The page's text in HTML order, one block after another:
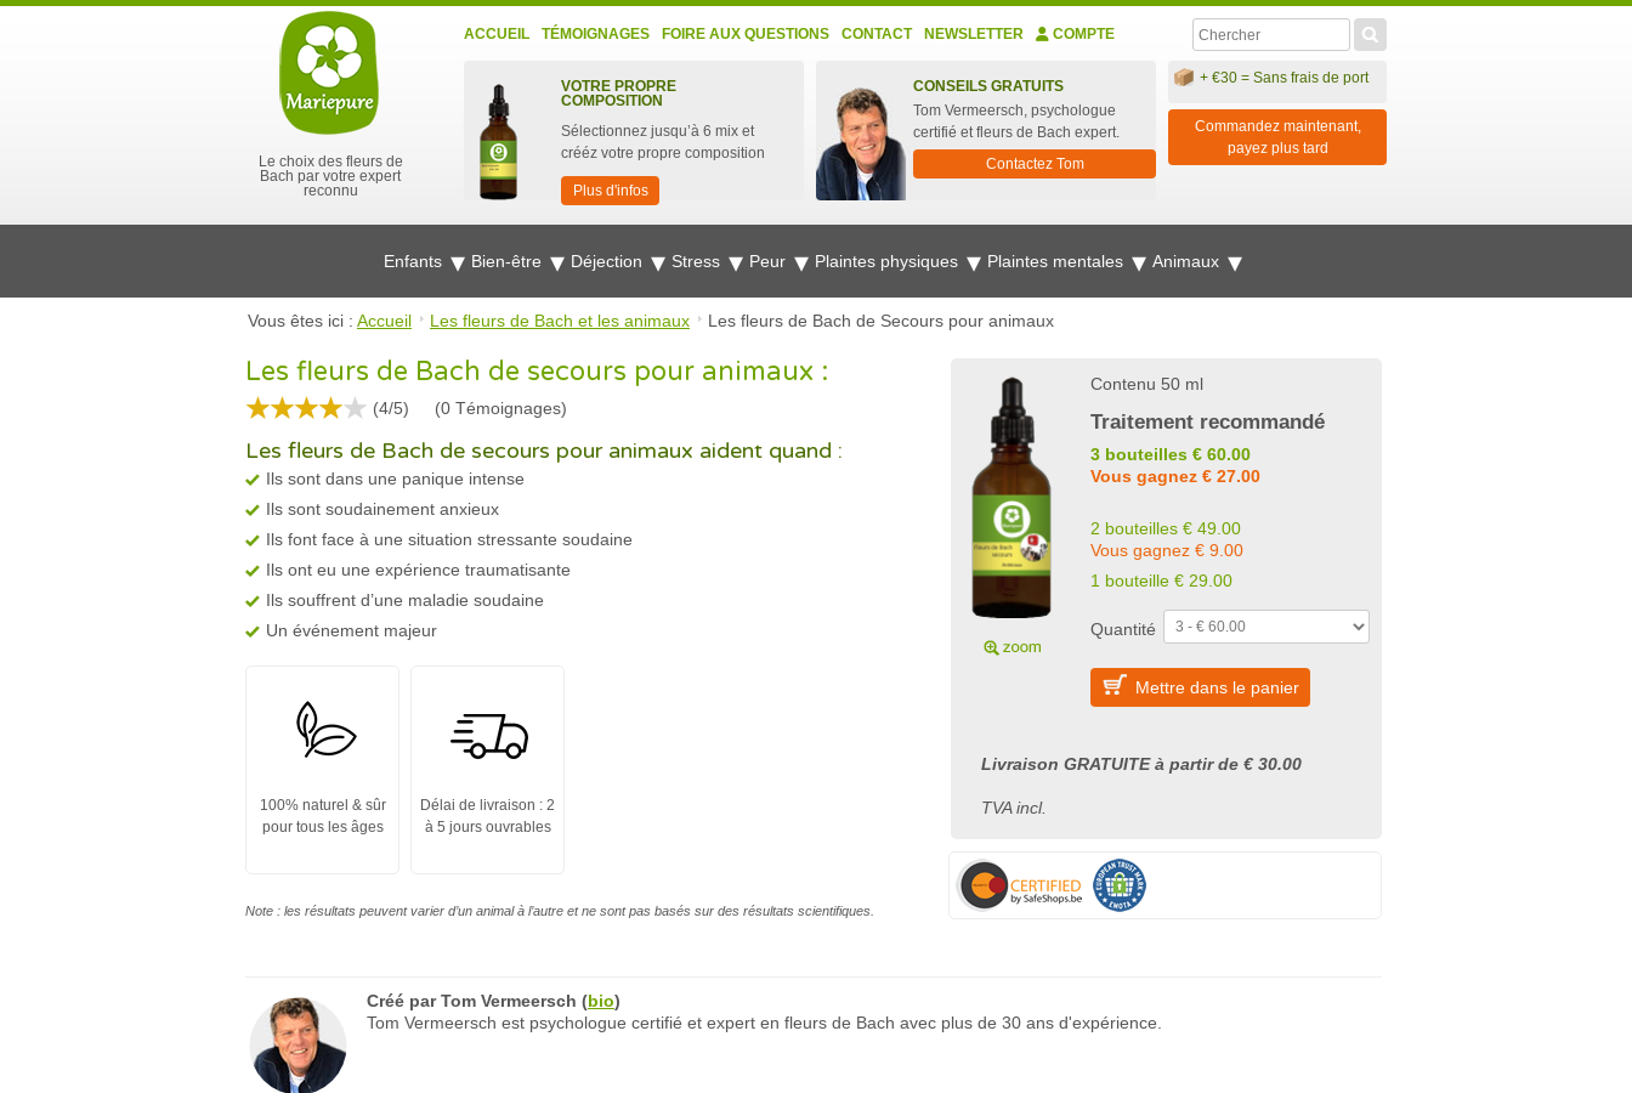
Le choix des fleurs de
Bach par votre expert
reconnu
ACCUEIL TÉMOIGNAGES FOIRE AUX QUESTIONS CONTACT NEWSLETTER COMPTE
VOTRE PROPRE
COMPOSITION
Sélectionnez jusqu’à 6 mix et
crééz votre propre composition
Plus d'infos
CONSEILS GRATUITS
Tom Vermeersch, psychologue
certifié et fleurs de Bach expert.
Contactez Tom
+ €30 = Sans frais de port
Commandez maintenant,
payez plus tard
Enfants Bien-être Déjection Stress Peur Plaintes physiques Plaintes mentales Animaux
Vous êtes ici : Accueil Les fleurs de Bach et les animaux Les fleurs de Bach de Secours pour animaux
Les fleurs de Bach de secours pour animaux :
(4/5) (0 Témoignages)
Les fleurs de Bach de secours pour animaux aident quand :
Ils sont dans une panique intense
Ils sont soudainement anxieux
Ils font face à une situation stressante soudaine
Ils ont eu une expérience traumatisante
Ils souffrent d’une maladie soudaine
Un événement majeur
100% naturel & sûr
pour tous les âges
Délai de livraison : 2
à 5 jours ouvrables
Note : les résultats peuvent varier d’un animal à l’autre et ne sont pas basés sur des résultats scientifiques.
Contenu 50 ml
Traitement recommandé
3 bouteilles € 60.00
Vous gagnez € 27.00
2 bouteilles € 49.00
Vous gagnez € 9.00
1 bouteille € 29.00
Quantité
Mettre dans le panier
Livraison GRATUITE à partir de € 30.00
TVA incl.
Créé parTom Vermeersch (bio)
Tom Vermeersch est psychologue certifié et expert en fleurs de Bach avec plus de 30 ans d'expérience.